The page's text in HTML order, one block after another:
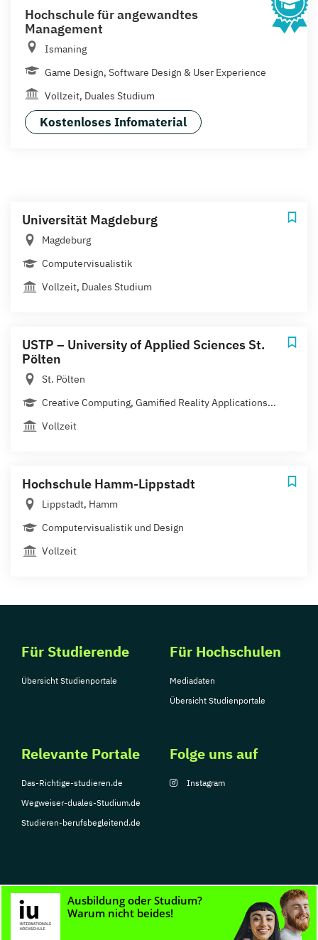
Hochschule für angewandtes
Management
Ismaning
Game Design, Software Design & User Experience
Vollzeit, Duales Studium
Kostenloses Infomaterial
Universität Magdeburg
Magdeburg
Computervisualistik
Vollzeit, Duales Studium
USTP – University of Applied Sciences St.
Pölten
St. Pölten
Creative Computing, Gamified Reality Applications...
Vollzeit
Hochschule Hamm-Lippstadt
Lippstadt, Hamm
Computervisualistik und Design
Vollzeit
Für Studierende
Übersicht Studienportale
Für Hochschulen
Mediadaten
Übersicht Studienportale
Relevante Portale
Das-Richtige-studieren.de
Wegweiser-duales-Studium.de
Studieren-berufsbegleitend.de
Folge uns auf
Instagram
© Copyright 2026, TarGroup Media GmbH
Nutzungsbedingungen